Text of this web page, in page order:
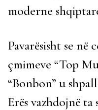
moderne
Pavarësisht se në
çmimeve “Top
“Bonbon” u
Erës vazhdojnë